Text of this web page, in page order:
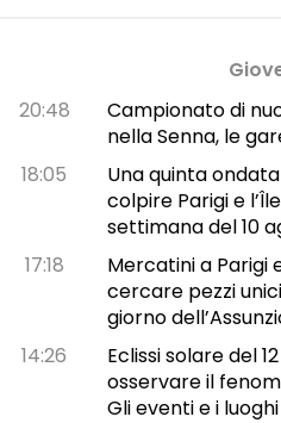
20:48
Campionato di
nella Senna, le
18:05
Una quinta
colpire Parigi e
settimana del 10
17:18
Mercatini a Parigi
cercare pezzi
giorno
14:26
Eclissi solare del
osservare il
Gli eventi e i